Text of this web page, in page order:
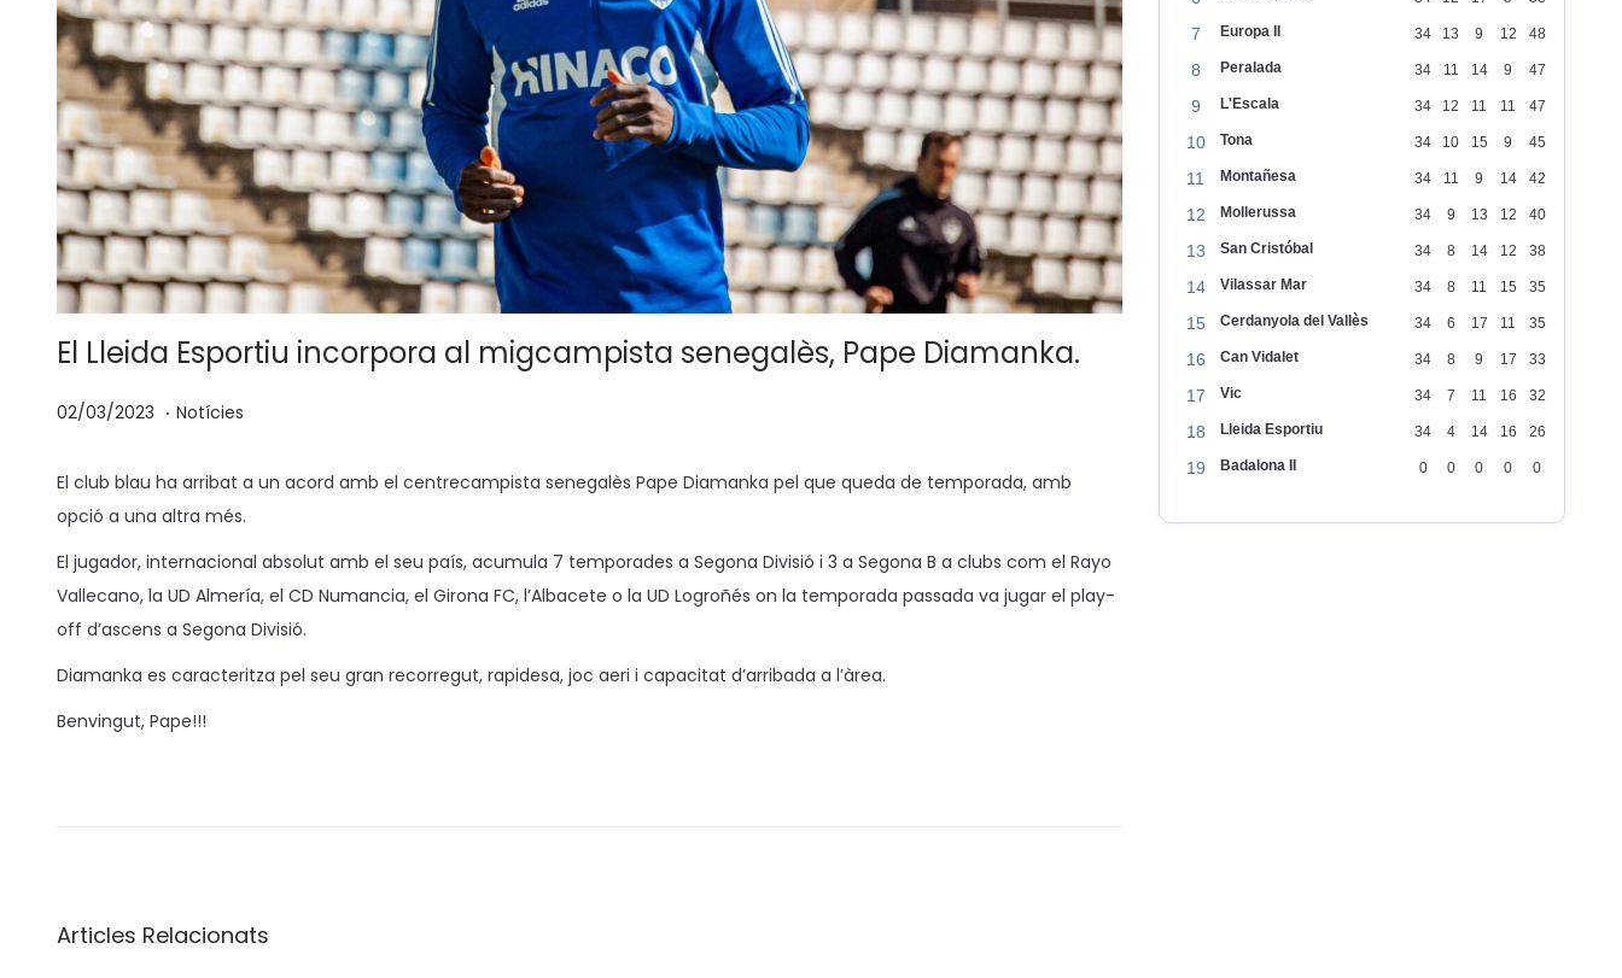
El Lleida Esportiu incorpora al migcampista senegalès, Pape Diamanka.
p
s
a
02/03/2023 0
/
0
2
3
. P
b
l
a
Notícies
El club blau ha arribat a un acord amb el centrecampista senegalès Pape Diamanka pel que queda de temporada, amb
opció a una altra més.
El jugador, internacional absolut amb el seu país, acumula 7 temporades a Segona Divisió i 3 a Segona B a clubs com el Rayo
Vallecano, la UD Almería, el CD Numancia, el Girona FC, l’Albacete o la UD Logroñés on la temporada passada va jugar el play-
off d’ascens a Segona Divisió.
Diamanka es caracteritza pel seu gran recorregut, rapidesa, joc aeri i capacitat d’arribada a l’àrea.
Benvingut, Pape!!!
c
Articles Relacionats
7 Europa II 34 13 9 12 48
8 Peralada 34 11 14 9 47
9 L'Escala 34 12 11 11 47
10 Tona 34 10 15 9 45
11 Montañesa 34 11 9 14 42
12 Mollerussa 34 9 13 12 40
13 San Cristóbal 34 8 14 12 38
14 Vilassar Mar 34 8 11 15 35
15 Cerdanyola del Vallès 34 6 17 11 35
16 Can Vidalet 34 8 9 17 33
17 Vic 34 7 11 16 32
18 Lleida Esportiu 34 4 14 16 26
19 Badalona II 0 0 0 0 0